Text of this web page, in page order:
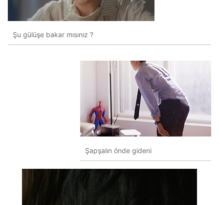
Şu gülüşe bakar mısınız ?
Şapşalın önde gideni